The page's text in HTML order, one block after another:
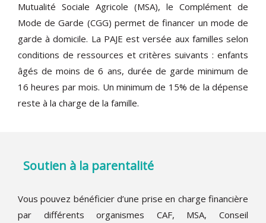
Mutualité Sociale Agricole (MSA), le Complément de
Mode de Garde (CGG) permet de financer un mode de
garde à domicile. La PAJE est versée aux familles selon
conditions de ressources et critères suivants : enfants
âgés de moins de 6 ans, durée de garde minimum de
16 heures par mois. Un minimum de 15% de la dépense
reste à la charge de la famille.
Soutien à la parentalité
Vous pouvez bénéficier d’une prise en charge financière
par différents organismes CAF, MSA, Conseil